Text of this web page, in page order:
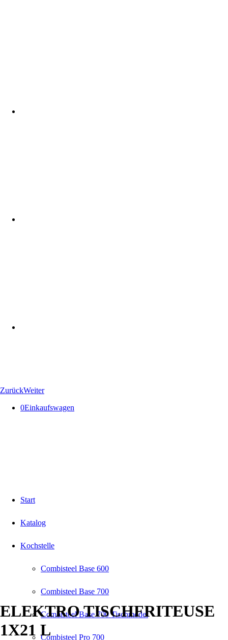
ZurückWeiter
0Einkaufswagen
Start
Katalog
Kochstelle
Combisteel Base 600
Combisteel Base 700
Combisteel Base 700 Tischmodel
Combisteel Pro 700
ELEKTRO TISCHFRITEUSE
1X21 L